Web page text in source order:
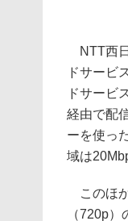
NTT西
ドサービ
ドサービ
経由で配
ーを使っ
域は
このほ
（720p